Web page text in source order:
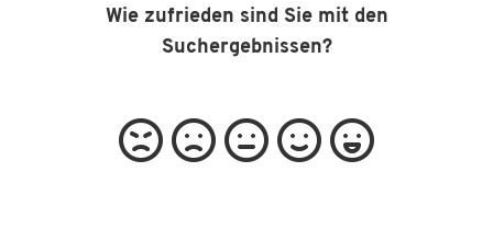
Wie zufrieden sind Sie mit den
Suchergebnissen?